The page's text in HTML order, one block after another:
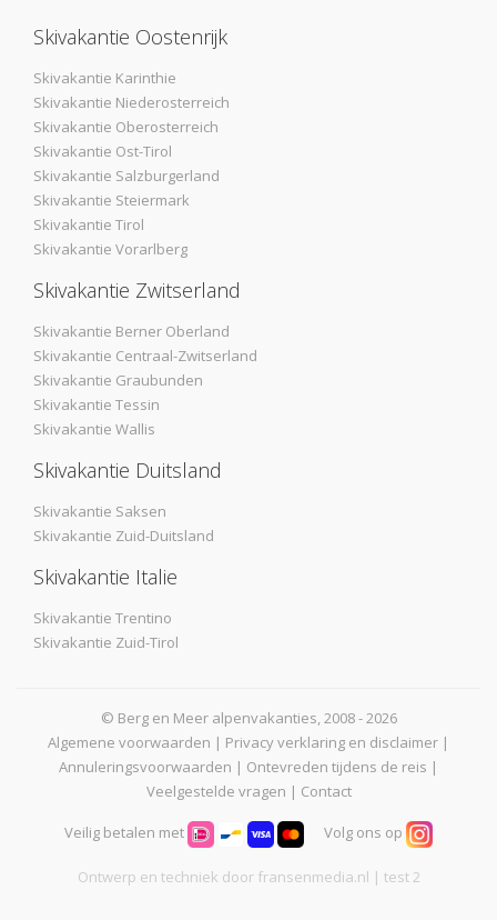
Skivakantie Oostenrijk
Skivakantie Karinthie
Skivakantie Niederosterreich
Skivakantie Oberosterreich
Skivakantie Ost-Tirol
Skivakantie Salzburgerland
Skivakantie Steiermark
Skivakantie Tirol
Skivakantie Vorarlberg
Skivakantie Zwitserland
Skivakantie Berner Oberland
Skivakantie Centraal-Zwitserland
Skivakantie Graubunden
Skivakantie Tessin
Skivakantie Wallis
Skivakantie Duitsland
Skivakantie Saksen
Skivakantie Zuid-Duitsland
Skivakantie Italie
Skivakantie Trentino
Skivakantie Zuid-Tirol
© Berg en Meer alpenvakanties, 2008 - 2026
Algemene voorwaarden | Privacy verklaring en disclaimer |
Annuleringsvoorwaarden | Ontevreden tijdens de reis |
Veelgestelde vragen | Contact
Veilig betalen met Volg ons op
Ontwerp en techniek door fransenmedia.nl | test 2